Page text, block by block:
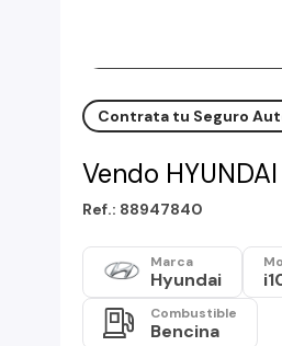
Contrata tu Seguro
Vendo
Ref.: 88947840
Marca
Hyundai
Combustible
Bencina